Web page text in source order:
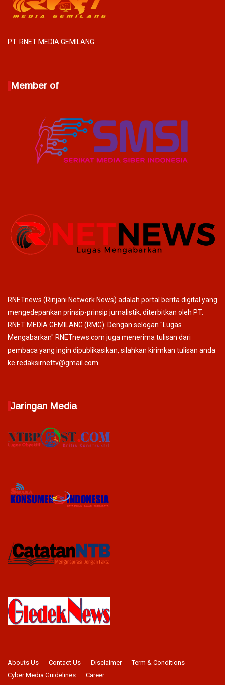
PT. RNET MEDIA GEMILANG
Member of
RNETnews (Rinjani Network News) adalah portal berita digital yang
mengedepankan prinsip-prinsip jurnalistik, diterbitkan oleh PT.
RNET MEDIA GEMILANG (RMG). Dengan selogan "Lugas
Mengabarkan" RNETnews.com juga menerima tulisan dari
pembaca yang ingin dipublikasikan, silahkan kirimkan tulisan anda
ke redaksirnettv@gmail.com
Jaringan Media
Abouts Us Contact Us Disclaimer
Term & Conditions
Cyber Media Guidelines
Career